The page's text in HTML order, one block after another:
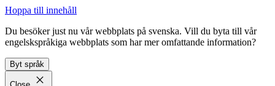
Hoppa till innehåll
Du besöker just nu vår webbplats på svenska. Vill du byta till vår
engelskspråkiga webbplats som har mer omfattande information?
Byt språk